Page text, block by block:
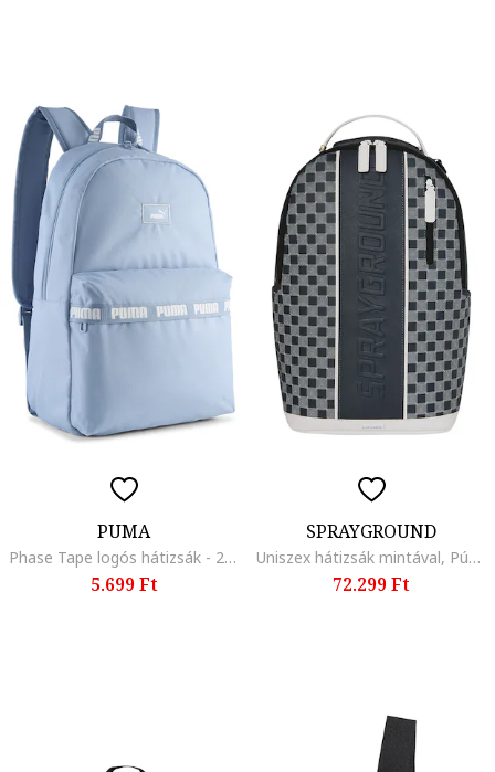
PUMA
Phase Tape logós hátizsák - 20 l, Pasztellkék
5.699 Ft
SPRAYGROUND
Uniszex hátizsák mintával, Púderkék/Tengerészkék
72.299 Ft